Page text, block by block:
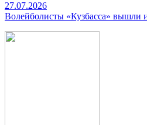
27.07.2026
Волейболисты «Кузбасса» вышли